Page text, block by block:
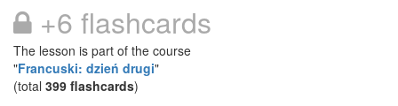
+6 flashcards
The lesson is part of the course
"Francuski: dzień drugi"
(total 399 flashcards)